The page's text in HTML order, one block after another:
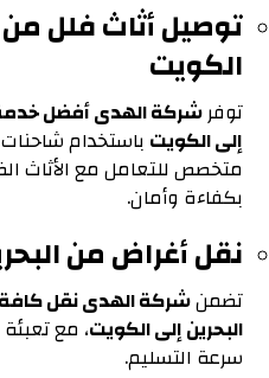
توصيل أثاث فلل من
الكويت
توفرشركة الهدى أفضل خدمة
إلى الكويت باستخدام
متخصص للتعامل مع الأثاث
بكفاءة وأمان.
نقل أغراض من
تضمنشركة الهدى نقل كافة
البحرين إلى الكويت، مع
سرعة التسليم.